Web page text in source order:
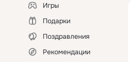
Игры
Подарки
Поздравления
Рекомендации